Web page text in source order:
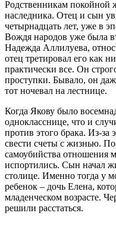
Родственникам покойной
наследника. Отец и сын
четырнадцать лет, уже в
Вождя народов уже была
Надежда Аллилуева,
отец третировал его как
практически все. Он
проступки. Бывало, он
тот ночевал на лестнице.
Когда Якову было
однокласснице, что и
против этого брака. Из-за
свести счеты с жизнью.
самоубийства отношения
испортились. Сын начал
столице. Именно тогда у
ребенок – дочь Елена,
младенческом возрасте.
решили расстаться.